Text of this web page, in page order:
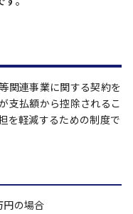
関連事業に関する契約を
支払額から控除されるこ
を軽減するための制度で
円の場合